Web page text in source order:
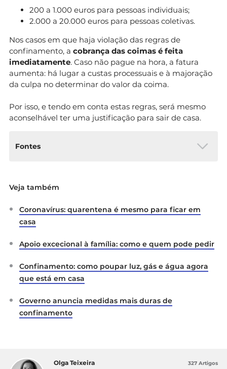
200 a 1.000 euros para pessoas individuais;
2.000 a 20.000 euros para pessoas coletivas.
Nos casos em que haja violação das regras de
confinamento, a cobrança das coimas é feita
imediatamente. Caso não pague na hora, a fatura
aumenta: há lugar a custas processuais e à majoração
da culpa no determinar do valor da coima.
Por isso, e tendo em conta estas regras, será mesmo
aconselhável ter uma justificação para sair de casa.
Fontes
n.º 8-A/2021
de calamidade, contingência e alerta e
emergência
aplicáveis a todas as situações de
incumprimento das regras de
Serviço Nacional de Saúde:Estado de
Emergência
Veja também
Coronavírus: quarentena é mesmo para ficar em
casa
Apoio excecional à família: como e quem pode pedir
Confinamento: como poupar luz, gás e água agora
que está em casa
Governo anuncia medidas mais duras de
confinamento
Olga Teixeira 327 Artigos